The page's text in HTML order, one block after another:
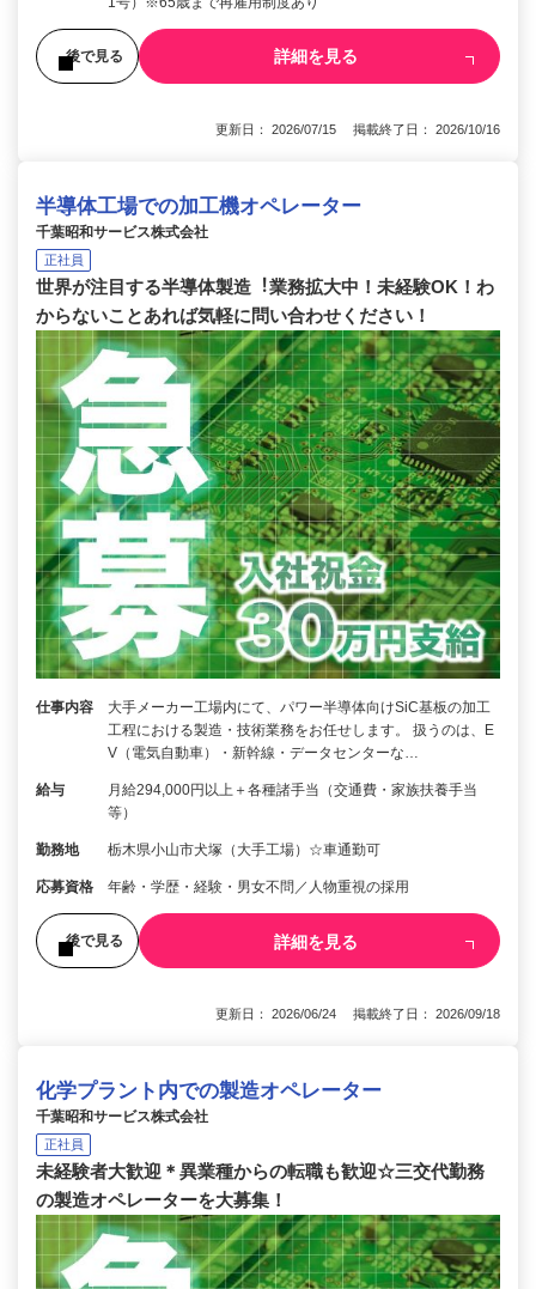
後で見る 詳細を見る
更新日： 2026/07/15 掲載終了日： 2026/10/16
半導体工場での加工機オペレーター
千葉昭和サービス株式会社
正社員
世界が注⽬する半導体製造︕業務拡⼤中！未経験OK！わ
からないことあれば気軽に問い合わせください！
仕事内容
大手メーカー工場内にて、パワー半導体向けSiC基板の加工
工程における製造・技術業務をお任せします。 扱うのは、E
V（電気自動車）・新幹線・データセンターな…
給与
月給294,000円以上＋各種諸手当（交通費・家族扶養手当
等）
勤務地 栃木県小山市犬塚（大手工場）☆車通勤可
応募資格 年齢・学歴・経験・男⼥不問／⼈物重視の採⽤
後で見る 詳細を見る
更新日： 2026/06/24 掲載終了日： 2026/09/18
化学プラント内での製造オペレーター
千葉昭和サービス株式会社
正社員
未経験者大歓迎＊異業種からの転職も歓迎☆三交代勤務
の製造オペレーターを大募集！